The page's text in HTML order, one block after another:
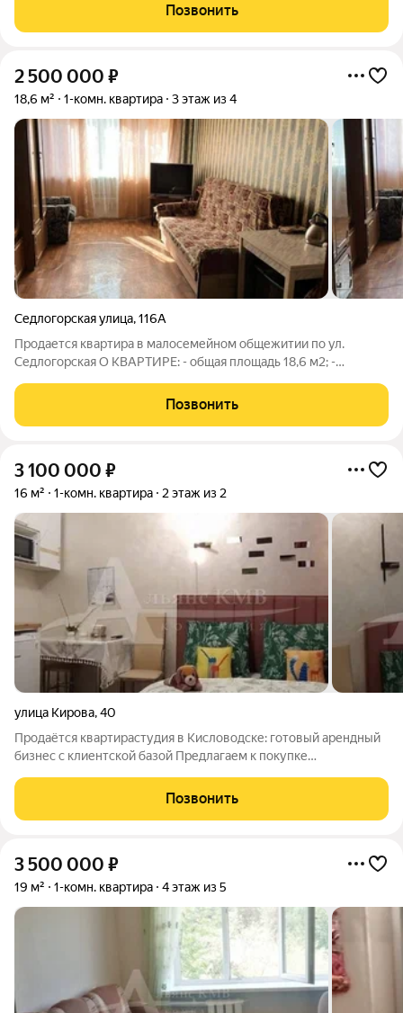
Позвонить
2 500 000 ₽
18,6 м² 1-комн. квартира 3 этаж из 4
Седлогорская улица,116А
Продается квартира в малосемейном общежитии по ул.
Седлогорская О КВАРТИРЕ: - общая площадь 18,6 м2; -
-Просмотр по договоренности. -Квартира подходит как под
сдачу так и для жилья. РАЙОН: -
Позвонить
3 100 000 ₽
16 м² 1-комн. квартира 2 этаж из 2
улица Кирова,40
Продаётся квартирастудия в Кисловодске: готовый арендный
бизнес с клиентской базой Предлагаем к покупке
налаженной посуточной сдачей и сформированной
клиентской базой. Идеальный вариант для
Позвонить
3 500 000 ₽
19 м² 1-комн. квартира 4 этаж из 5